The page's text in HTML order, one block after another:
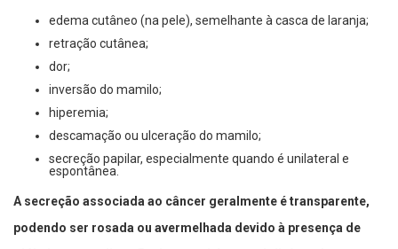
edema cutâneo (na pele), semelhante à casca de laranja;
retração cutânea;
dor;
inversão do mamilo;
hiperemia;
descamação ou ulceração do mamilo;
secreção papilar, especialmente quando é unilateral e
espontânea.
A secreção associada ao câncer geralmente é transparente,
podendo ser rosada ou avermelhada devido à presença de